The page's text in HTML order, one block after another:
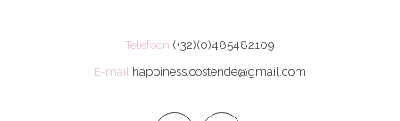
Telefoon (+32)(0)485482109
E-mail happiness.oostende@gmail.com